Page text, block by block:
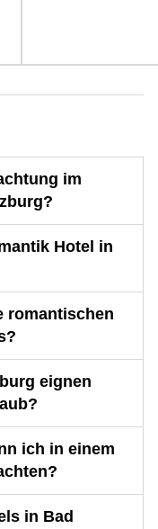
im
Hotel in
romantischen
eignen
ich in einem
in Bad